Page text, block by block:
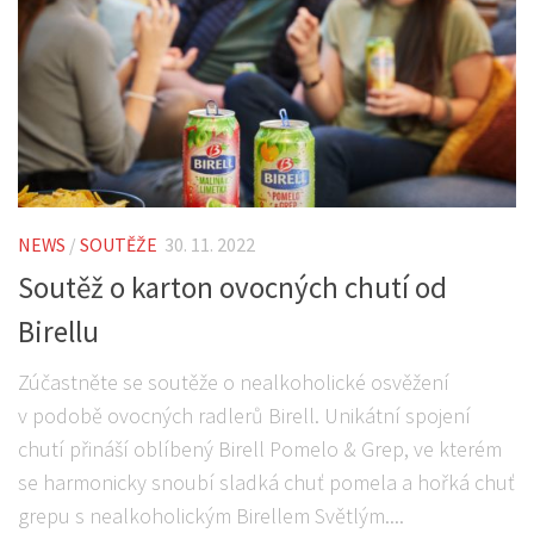
NEWS / SOUTĚŽE 30. 11. 2022
Soutěž o karton ovocných chutí od
Birellu
Zúčastněte se soutěže o nealkoholické osvěžení
v podobě ovocných radlerů Birell. Unikátní spojení
chutí přináší oblíbený Birell Pomelo & Grep, ve kterém
se harmonicky snoubí sladká chuť pomela a hořká chuť
grepu s nealkoholickým Birellem Světlým....